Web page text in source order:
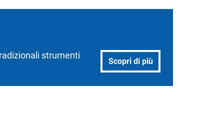
strumenti
Scopri di più